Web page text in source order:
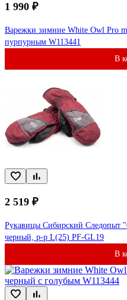
1 990 ₽
Варежки зимние White Owl Pro
пурпурным W113441
В
2 519 ₽
Рукавицы Сибирский Следопыт
черный, р-р L(25) PF-GL19
В